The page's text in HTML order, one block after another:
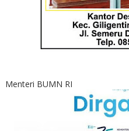
Menteri BUMN RI